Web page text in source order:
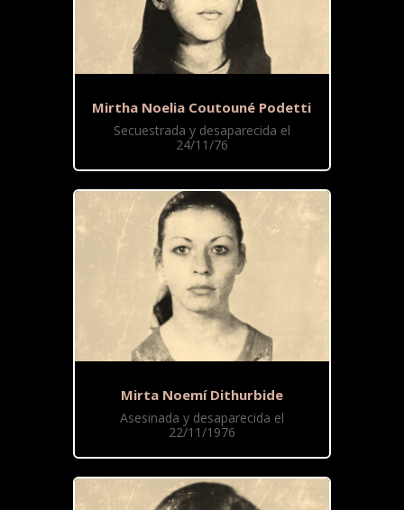
Mirtha Noelia Coutouné Podetti
Secuestrada y desaparecida el
24/11/76
Mirta Noemí Dithurbide
Asesinada y desaparecida el
22/11/1976